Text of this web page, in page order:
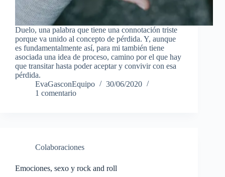
Duelo, una palabra que tiene una connotación triste
porque va unido al concepto de pérdida. Y, aunque
es fundamentalmente así, para mi también tiene
asociada una idea de proceso, camino por el que hay
que transitar hasta poder aceptar y convivir con esa
pérdida.
EvaGasconEquipo
30/06/2020
1 comentario
Colaboraciones
Emociones, sexo y rock and roll